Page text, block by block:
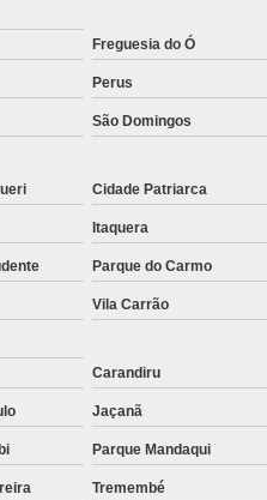
Chocolate Personalizado
Freguesia do Ó
Perus
São Domingos
Cidade Patriarca
Itaquera
Parque do Carmo
Vila Carrão
Carandiru
Jaçanã
Parque Mandaqui
Tremembé